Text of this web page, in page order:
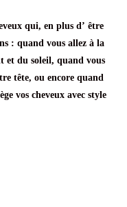
qui, en plus d’ être
: quand vous allez à la
et du soleil, quand vous
tête, ou encore quand
vos cheveux avec style